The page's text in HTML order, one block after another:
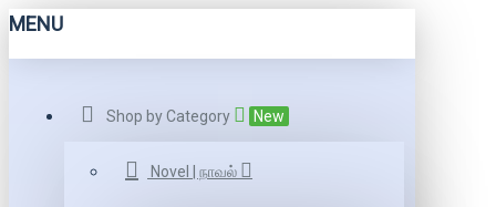
MENU
Shop by Category New
Novel | நாவல்